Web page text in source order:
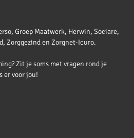
Groep Maatwerk, Herwin, Sociare,
Zorggezind en Zorgnet-Icuro.
Zit je soms met vragen rond je
er voor jou!